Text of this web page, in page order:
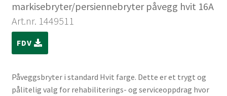
markisebryter/persiennebryter påvegg hvit 16A
Art.nr. 1449511
FDV
Påveggsbryter i standard Hvit farge. Dette er et trygt og
pålitelig valg for rehabiliterings- og serviceoppdrag hvor